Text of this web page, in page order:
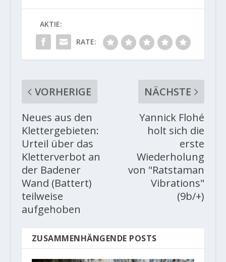
AKTIE:
RATE:
VORHERIGE
Neues aus den
Klettergebieten:
Urteil über das
Kletterverbot an
der Badener
Wand (Battert)
teilweise
aufgehoben
NÄCHSTE
Yannick Flohé
holt sich die
erste
Wiederholung
von "Ratstaman
Vibrations"
(9b/+)
ZUSAMMENHÄNGENDE POSTS